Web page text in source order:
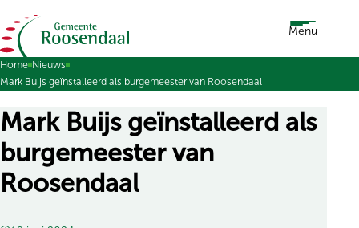
Ga naar de inhoud Menu
Home Nieuws
Mark Buijs geïnstalleerd als burgemeester van Roosendaal
Mark Buijs geïnstalleerd als
burgemeester van
Roosendaal